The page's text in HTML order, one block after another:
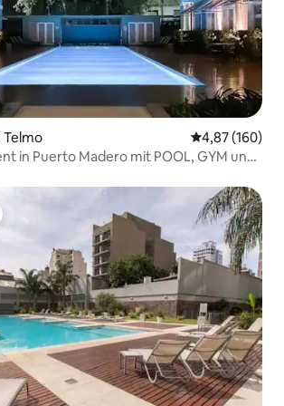
Telmo
4,87 (160)
in Puerto Madero mit POOL, GYM und